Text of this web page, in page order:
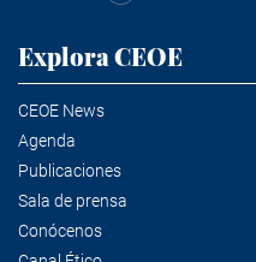
Explora CEOE
CEOE News
Agenda
Publicaciones
Sala de prensa
Conócenos